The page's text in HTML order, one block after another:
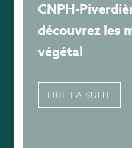
CNPH-
découvrez les
végétal
LIRE LA SUITE